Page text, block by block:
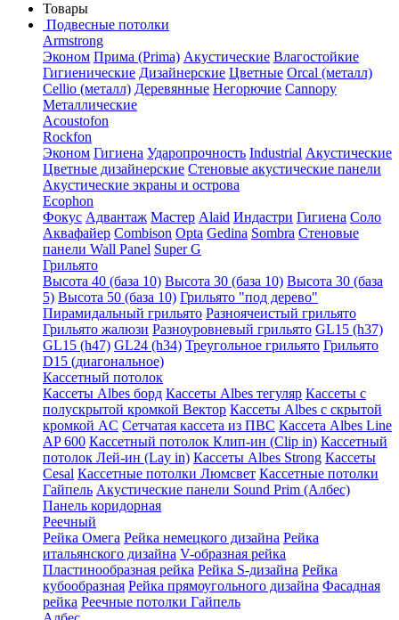
Товары
Подвесные потолки
Armstrong
Эконом Прима (Prima) Акустические Влагостойкие
Гигиенические Дизайнерские Цветные Orcal (металл)
Cellio (металл) Деревянные Негорючие Cannopy
Металлические
Acoustofon
Rockfon
Эконом Гигиена Ударопрочность Industrial Акустические
Цветные дизайнерские Стеновые акустические панели
Акустические экраны и острова
Ecophon
Фокус Адвантаж Мастер Alaid Индастри Гигиена Соло
Аквафайер Combison Opta Gedina Sombra Стеновые
панели Wall Panel Super G
Грильято
Высота 40 (база 10) Высота 30 (база 10) Высота 30 (база
5) Высота 50 (база 10) Грильято "под дерево"
Пирамидальный грильято Разноячеистый грильято
Грильято жалюзи Разноуровневый грильято GL15 (h37)
GL15 (h47) GL24 (h34) Треугольное грильято Грильято
D15 (диагональное)
Кассетный потолок
Кассеты Albes борд Кассеты Albes тегуляр Кассеты с
полускрытой кромкой Вектор Кассеты Albes с скрытой
кромкой AC Сетчатая кассета из ПВС Кассета Albes Line
AP 600 Кассетный потолок Клип-ин (Clip in) Кассетный
потолок Лей-ин (Lay in) Кассеты Albes Strong Кассеты
Cesal Кассетные потолки Люмсвет Кассетные потолки
Гайпель Акустические панели Sound Prim (Албес)
Панель коридорная
Реечный
Рейка Омега Рейка немецкого дизайна Рейка
итальянского дизайна V-образная рейка
Пластинообразная рейка Рейка S-дизайна Рейка
кубообразная Рейка прямоугольного дизайна Фасадная
рейка Реечные потолки Гайпель